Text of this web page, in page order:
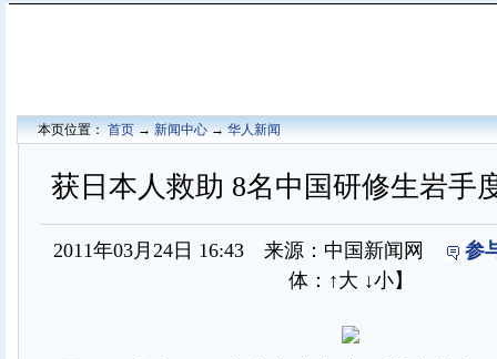
本页位置：首页→新闻中心→华人新闻
获日本人救助 8名中国研修生岩手
2011年03月24日 16:43 来源：中国新闻网
参
体： ↑大 ↓小】